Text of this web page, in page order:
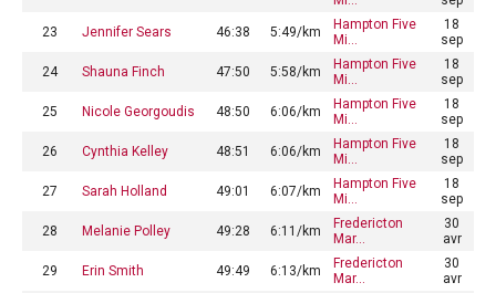
23 Jennifer Sears 46:38 5:49/km
Hampton Five
Mi…
18
sep
24 Shauna Finch 47:50 5:58/km
Hampton Five
Mi…
18
sep
25 Nicole Georgoudis 48:50 6:06/km
Hampton Five
Mi…
18
sep
26 Cynthia Kelley 48:51 6:06/km
Hampton Five
Mi…
18
sep
27 Sarah Holland 49:01 6:07/km
Hampton Five
Mi…
18
sep
28 Melanie Polley 49:28 6:11/km
Fredericton
Mar…
30
avr
29 Erin Smith 49:49 6:13/km
Fredericton
Mar…
30
avr